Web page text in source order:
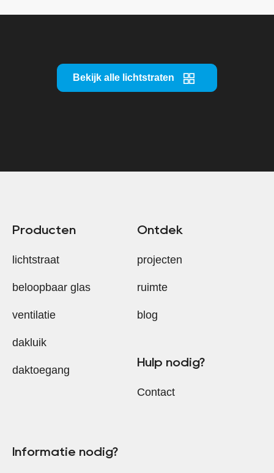
Bekijk alle lichtstraten
Producten
lichtstraat
beloopbaar glas
ventilatie
dakluik
daktoegang
Ontdek
projecten
ruimte
blog
Hulp nodig?
Contact
Informatie nodig?